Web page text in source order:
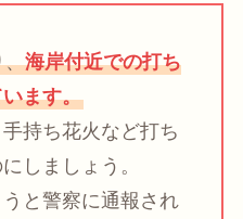
、海岸付近での打ち
ます。
持ち花火など打ち
しましょう。
と警察に通報され